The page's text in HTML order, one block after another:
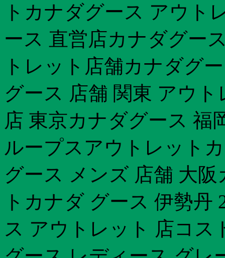
トカナダグース アウト
ース 直営店カナダグー
トレット店舗カナダグ
グース 店舗 関東 アウ
店 東京カナダグース 福
ループスアウトレット
グース メンズ 店舗 大
トカナダ グース 伊勢丹
ス アウトレット 店コス